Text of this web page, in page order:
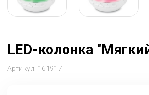
LED-колонка
Артикул: 161917